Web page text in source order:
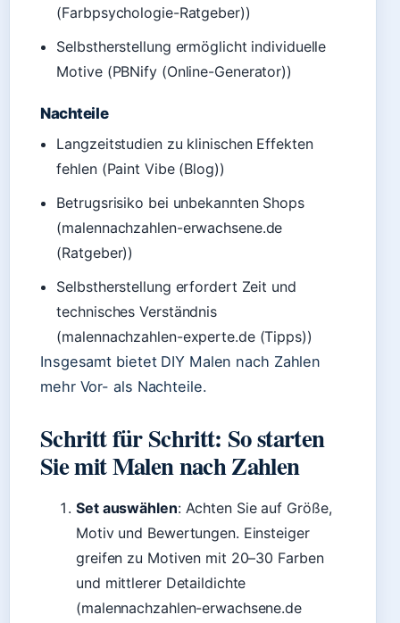
(Farbpsychologie-Ratgeber))
Selbstherstellung ermöglicht individuelle
Motive (PBNify (Online-Generator))
Nachteile
Langzeitstudien zu klinischen Effekten
fehlen (Paint Vibe (Blog))
Betrugsrisiko bei unbekannten Shops
(malennachzahlen-erwachsene.de
(Ratgeber))
Selbstherstellung erfordert Zeit und
technisches Verständnis
(malennachzahlen-experte.de (Tipps))
Insgesamt bietet DIY Malen nach Zahlen
mehr Vor- als Nachteile.
Schritt für Schritt: So starten
Sie mit Malen nach Zahlen
Set auswählen: Achten Sie auf Größe,
Motiv und Bewertungen. Einsteiger
greifen zu Motiven mit 20–30 Farben
und mittlerer Detaildichte
(malennachzahlen-erwachsene.de